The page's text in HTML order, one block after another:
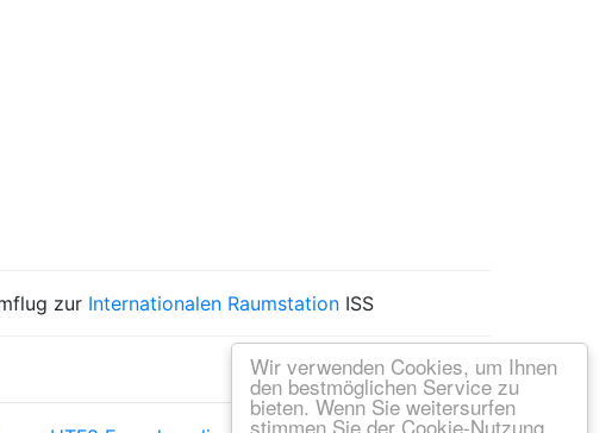
Wir verwenden Cookies, um Ihnen
den bestmöglichen Service zu
bieten. Wenn Sie weitersurfen
stimmen Sie der Cookie-Nutzung
zur Internationalen Raumstation ISS